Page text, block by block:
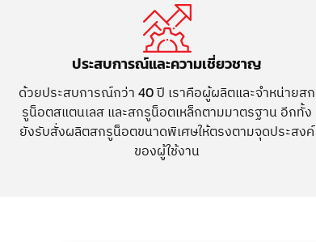
ประสบการณ์และความเชี่ยวชาญ
ด้วยประสบการณ์กว่า 40 ปี เราคือผู้ผลิตและจำหน่ายสก
รูน็อตสแตนเลส และสกรูน็อตเหล็กตามมาตรฐาน อีกทั้ง
ยังรับสั่งผลิตสกรูน็อตขนาดพิเศษให้ตรงตามจุดประสงค์
ของผู้ใช้งาน